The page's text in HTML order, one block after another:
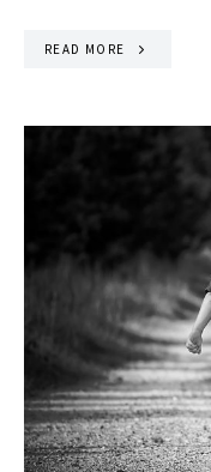
READ MORE